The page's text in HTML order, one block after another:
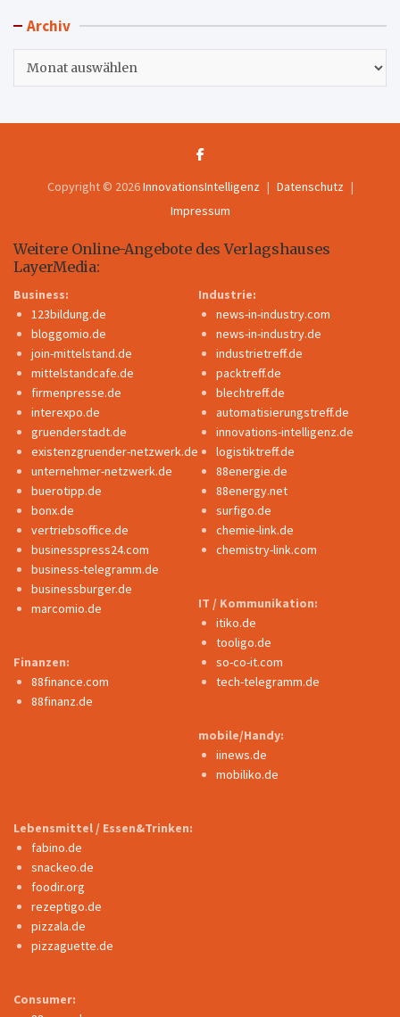
Archiv
Copyright © 2026InnovationsIntelligenz
Datenschutz
Impressum
Weitere Online-Angebote des Verlagshauses
LayerMedia:
Business:
123bildung.de
bloggomio.de
join-mittelstand.de
mittelstandcafe.de
firmenpresse.de
interexpo.de
gruenderstadt.de
existenzgruender-netzwerk.de
unternehmer-netzwerk.de
buerotipp.de
bonx.de
vertriebsoffice.de
businesspress24.com
business-telegramm.de
businessburger.de
marcomio.de
Finanzen:
88finance.com
88finanz.de
Industrie:
news-in-industry.com
news-in-industry.de
industrietreff.de
packtreff.de
blechtreff.de
automatisierungstreff.de
innovations-intelligenz.de
logistiktreff.de
88energie.de
88energy.net
surfigo.de
chemie-link.de
chemistry-link.com
IT / Kommunikation:
itiko.de
tooligo.de
so-co-it.com
tech-telegramm.de
mobile/Handy:
iinews.de
mobiliko.de
Lebensmittel / Essen&Trinken:
fabino.de
snackeo.de
foodir.org
rezeptigo.de
pizzala.de
pizzaguette.de
Consumer: